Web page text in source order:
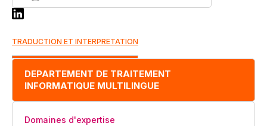
Se désinscrire
TRADUCTION ET INTERPRETATION
DEPARTEMENT DE TRAITEMENT
INFORMATIQUE MULTILINGUE
Domaines d'expertise